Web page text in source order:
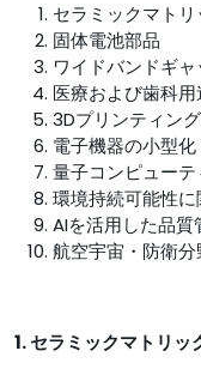
セラミックマト
固体電池部品
ワイドバンドギ
医療および歯科
3Dプリンティン
電子機器の小型化
量子コンピュー
環境持続可能性
AIを活用した品
航空宇宙・防衛
1. セラミックマトリッ